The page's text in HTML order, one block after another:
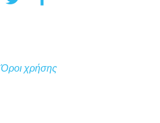
Όροι χρήσης